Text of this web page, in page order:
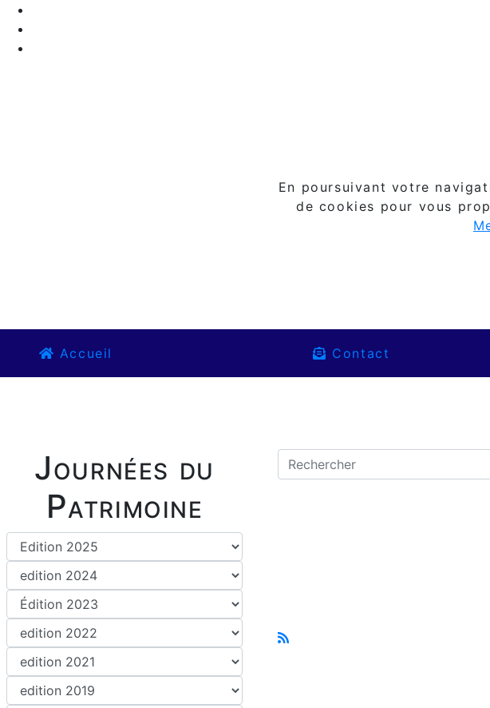
En poursuivant votre
de cookies pour vous
Accueil Contact
Journées du
Patrimoine